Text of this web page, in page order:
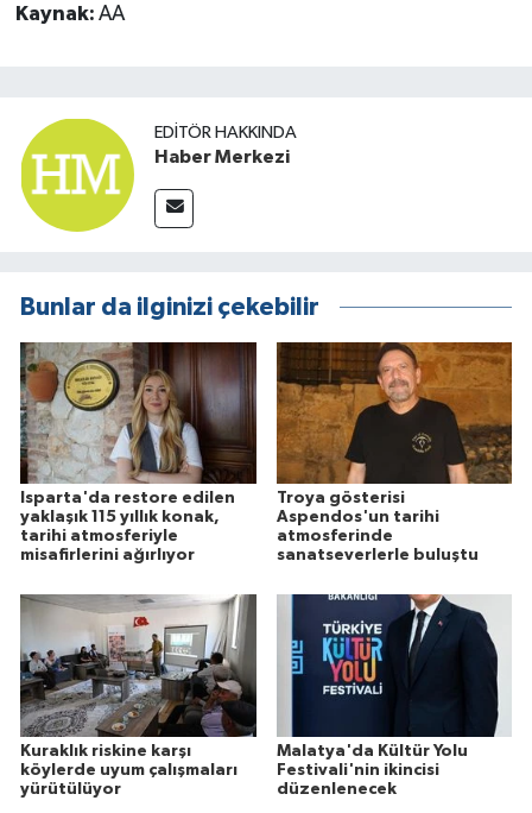
Kaynak: AA
EDITÖR HAKKINDA
Haber Merkezi
Bunlar da ilginizi çekebilir
Isparta'da restore edilen
yaklaşık 115 yıllık konak,
tarihi atmosferiyle
misafirlerini ağırlıyor
Troya gösterisi
Aspendos'un tarihi
atmosferinde
sanatseverlerle buluştu
Kuraklık riskine karşı
köylerde uyum çalışmaları
yürütülüyor
Malatya'da Kültür Yolu
Festivali'nin ikincisi
düzenlenecek